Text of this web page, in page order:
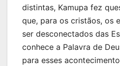
distintas, Kamupa fez
que, para os cristãos, os
ser desconectados das
conhece a Palavra de
para esses